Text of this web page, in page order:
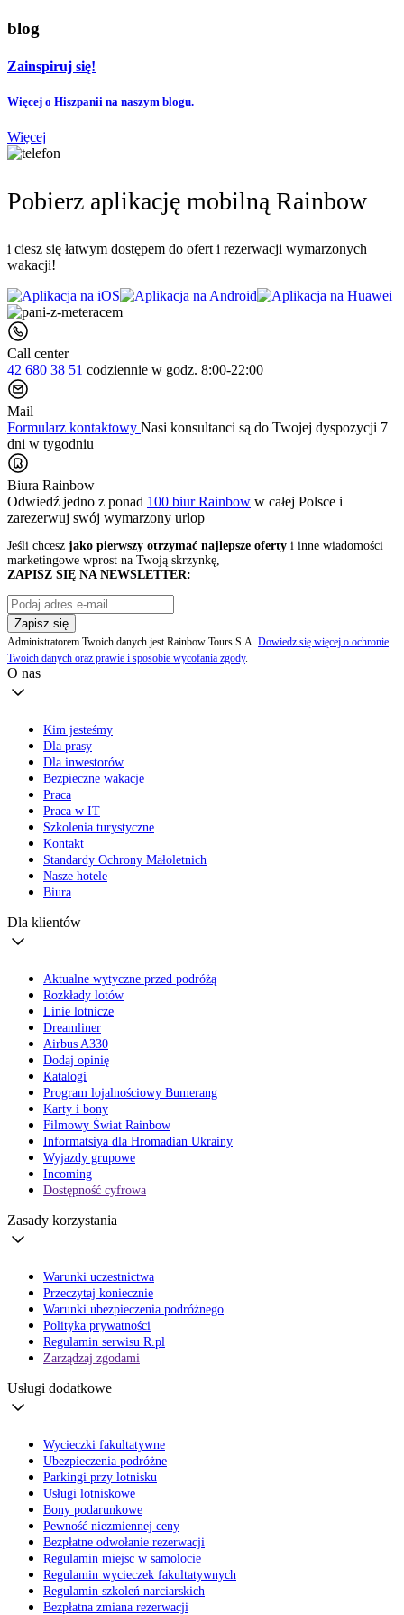
blog
Zainspiruj się!
Więcej o Hiszpanii na naszym blogu.
Więcej
Pobierz aplikację mobilną Rainbow
i ciesz się łatwym dostępem do ofert i rezerwacji wymarzonych
wakacji!
Call center
42 680 38 51 codziennie w godz. 8:00-22:00
Mail
Formularz kontaktowy Nasi konsultanci są do Twojej dyspozycji 7
dni w tygodniu
Biura Rainbow
Odwiedź jedno z ponad 100 biur Rainbow w całej Polsce i
zarezerwuj swój wymarzony urlop
Jeśli chcesz jako pierwszy otrzymać najlepsze oferty i inne wiadomości
marketingowe wprost na Twoją skrzynkę,
ZAPISZ SIĘ NA NEWSLETTER:
Zapisz się
Administratorem Twoich danych jest Rainbow Tours S.A. Dowiedz się więcej o ochronie
Twoich danych oraz prawie i sposobie wycofania zgody.
O nas
Kim jesteśmy
Dla prasy
Dla inwestorów
Bezpieczne wakacje
Praca
Praca w IT
Szkolenia turystyczne
Kontakt
Standardy Ochrony Małoletnich
Nasze hotele
Biura
Dla klientów
Aktualne wytyczne przed podróżą
Rozkłady lotów
Linie lotnicze
Dreamliner
Airbus A330
Dodaj opinię
Katalogi
Program lojalnościowy Bumerang
Karty i bony
Filmowy Świat Rainbow
Informatsiya dla Hromadian Ukrainy
Wyjazdy grupowe
Incoming
Dostępność cyfrowa
Zasady korzystania
Warunki uczestnictwa
Przeczytaj koniecznie
Warunki ubezpieczenia podróżnego
Polityka prywatności
Regulamin serwisu R.pl
Zarządzaj zgodami
Usługi dodatkowe
Wycieczki fakultatywne
Ubezpieczenia podróżne
Parkingi przy lotnisku
Usługi lotniskowe
Bony podarunkowe
Pewność niezmiennej ceny
Bezpłatne odwołanie rezerwacji
Regulamin miejsc w samolocie
Regulamin wycieczek fakultatywnych
Regulamin szkoleń narciarskich
Bezpłatna zmiana rezerwacji